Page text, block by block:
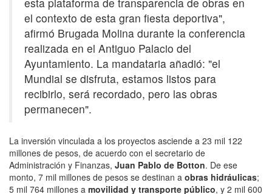
el contexto de esta gran fiesta deportiva",
afirmó Brugada Molina durante la conferencia
realizada en el Antiguo Palacio del
Ayuntamiento. La mandataria añadió: "el
Mundial se disfruta, estamos listos para
recibirlo, será recordado, pero las obras
permanecen".
La inversión vinculada a los proyectos asciende a 23 mil 122
millones de pesos, de acuerdo con el secretario de
Administración y Finanzas, Juan Pablo de Botton. De ese
monto, 7 mil millones de pesos se destinan a obras hidráulicas;
5 mil 764 millones a movilidad y transporte público, y 2 mil 600